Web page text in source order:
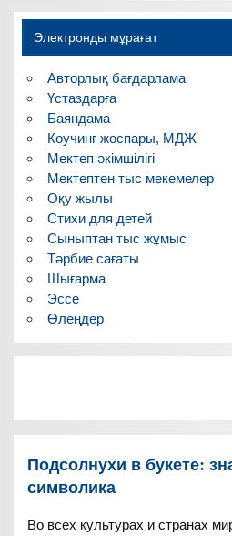
Электронды мұрағат
Авторлық бағдарлама
Ұстаздарға
Баяндама
Коучинг жоспары, МДЖ
Мектеп әкімшілігі
Мектептен тыс мекемелер
Оқу жылы
Стихи для детей
Сыныптан тыс жұмыс
Тәрбие сағаты
Шығарма
Эссе
Өлеңдер
Подсолнухи в букете:
символика
Во всех культурах и странах